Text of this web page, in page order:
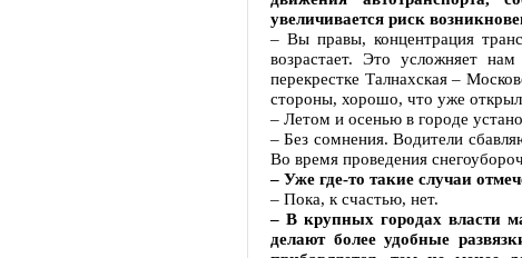
увеличивается риск
– Вы правы, концентрация
возрастает. Это усложняет
перекрестке Талнахская –
стороны, хорошо, что уже
– Летом и осенью в городе
– Без сомнения. Водители
Во время проведения
– Уже где-то такие случаи
– Пока, к счастью, нет.
– В крупных городах власти
делают более удобные